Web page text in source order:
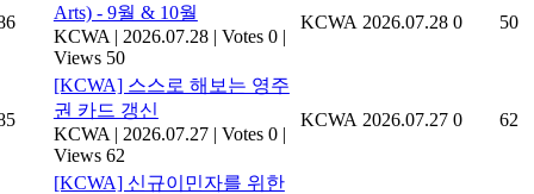
Arts) - 9월 & 10월
KCWA | 2026.07.28 | Votes 0 |
Views 50
KCWA 2026.07.28 0 50
[KCWA] 스스로 해보는 영주
권 카드 갱신
KCWA | 2026.07.27 | Votes 0 |
Views 62
KCWA 2026.07.27 0 62
[KCWA] 신규이민자를 위한